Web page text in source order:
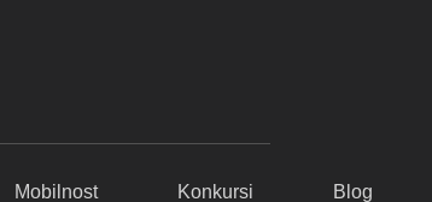
Mobilnost Konkursi Blog